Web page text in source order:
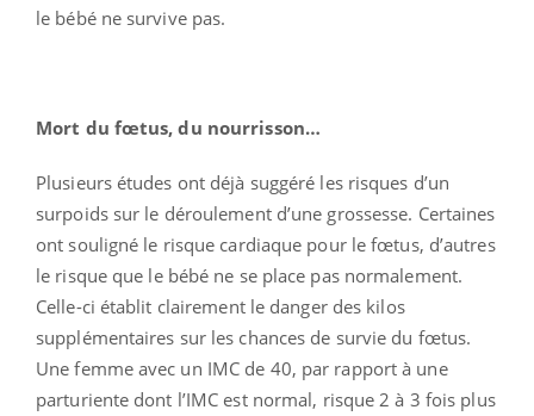
le bébé ne survive pas.
Mort du fœtus, du nourrisson…
Plusieurs études ont déjà suggéré les risques d’un
surpoids sur le déroulement d’une grossesse. Certaines
ont souligné le risque cardiaque pour le fœtus, d’autres
le risque que le bébé ne se place pas normalement.
Celle-ci établit clairement le danger des kilos
supplémentaires sur les chances de survie du fœtus.
Une femme avec un IMC de 40, par rapport à une
parturiente dont l’IMC est normal, risque 2 à 3 fois plus